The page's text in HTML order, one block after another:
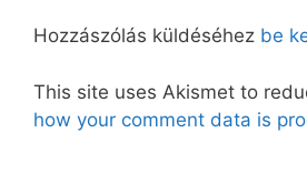
Hozzászólás küldéséhez be
This site uses Akismet to
how your comment data is